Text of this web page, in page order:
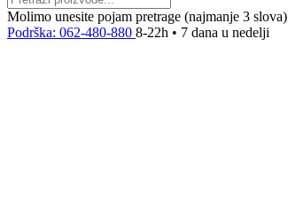
Molimo unesite pojam pretrage (najmanje 3 slova)
Podrška: 062-480-880 8-22h • 7 dana u nedelji